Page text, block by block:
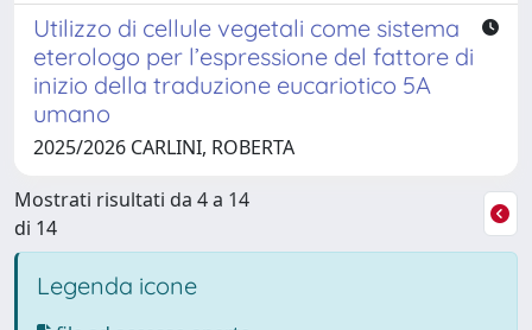
Utilizzo di cellule vegetali come sistema
eterologo per l’espressione del fattore di
inizio della traduzione eucariotico 5A
umano
2025/2026 CARLINI, ROBERTA
Mostrati risultati da 4 a 14
di 14
Legenda icone